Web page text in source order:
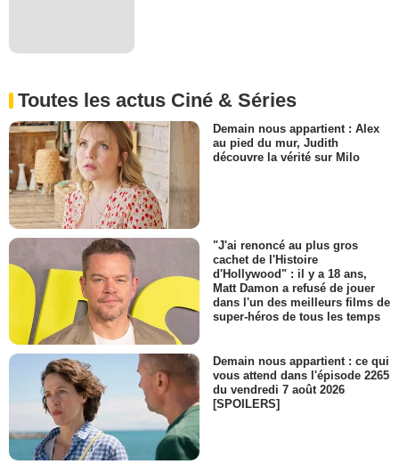
Toutes les actus Ciné & Séries
Demain nous appartient : Alex
au pied du mur, Judith
découvre la vérité sur Milo
"J'ai renoncé au plus gros
cachet de l'Histoire
d'Hollywood" : il y a 18 ans,
Matt Damon a refusé de jouer
dans l'un des meilleurs films de
super-héros de tous les temps
Demain nous appartient : ce qui
vous attend dans l'épisode 2265
du vendredi 7 août 2026
[SPOILERS]